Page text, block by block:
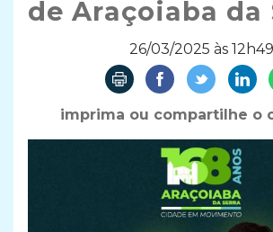
de Araçoiaba da
26/03/2025 às 12h49
imprima ou compartilhe o